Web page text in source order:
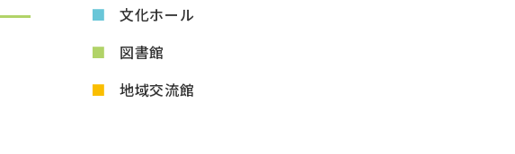
文化ホール
図書館
地域交流館